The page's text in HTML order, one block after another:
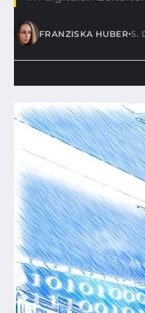
FRANZISKA HUBER•5.